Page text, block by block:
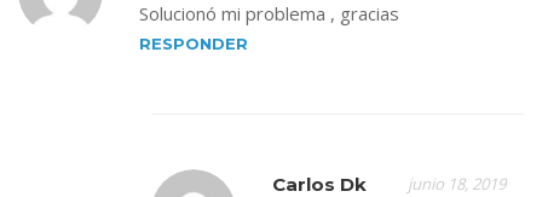
Solucionó mi problema , gracias
RESPONDER
Carlos Dk junio 18, 2019